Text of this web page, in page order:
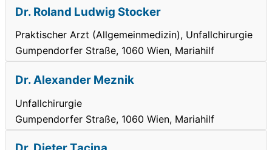
Dr. Roland Ludwig Stocker
Praktischer Arzt (Allgemeinmedizin), Unfallchirurgie
Gumpendorfer Straße, 1060 Wien, Mariahilf
Dr. Alexander Meznik
Unfallchirurgie
Gumpendorfer Straße, 1060 Wien, Mariahilf